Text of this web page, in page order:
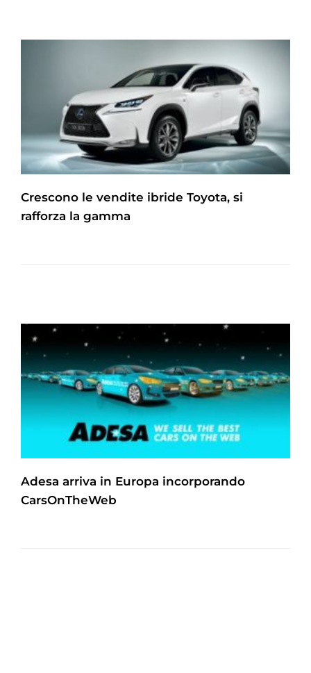
Crescono le vendite ibride Toyota, si
rafforza la gamma
Adesa arriva in Europa incorporando
CarsOnTheWeb